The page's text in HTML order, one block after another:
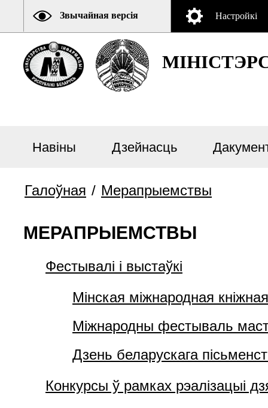
Звычайная версія Настройкі
Навiны Дзейнасць
Галоўная / Мерапрыемствы
МЕРАПРЫЕМСТВЫ
Фестывалі і выстаўкі
Мінская міжнародная
Міжнародны фестываль
Дзень беларускага
Конкурсы ў рамках рэалізацыі